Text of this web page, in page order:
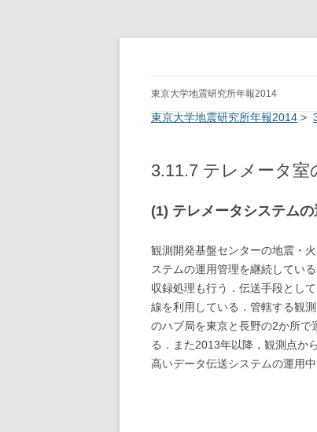
東京大学地震研究所年報2014
東京大学地震研究所年報2014 >
3.11.7 テレメータ室
(1) テレメータシステム
観測開発基盤センターの地震・
ステムの運用管理を継続してい
収録処理も行う．伝送手段とし
線を利用している．管轄する観
のハブ局を東京と長野の2か所で
る．また2013年以降，観測点か
高いデータ伝送システムの運用中